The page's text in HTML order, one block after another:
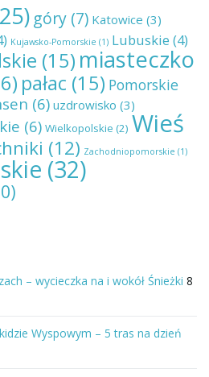
góry (7) Katowice (3)
Kujawsko-Pomorskie (1) Lubuskie (4)
(15) miasteczko
pałac (15) Pomorskie
(6) uzdrowisko (3)
(6) Wielkopolskie (2) Wieś
(12) Zachodniopomorskie (1)
(32)
– wycieczka na i wokół Śnieżki 8
Wyspowym – 5 tras na dzień